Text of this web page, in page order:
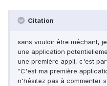
Citation
sans vouloir être méchant,
une application
une première appli, c'est
"C'est ma première
n'hésitez pas à commenter